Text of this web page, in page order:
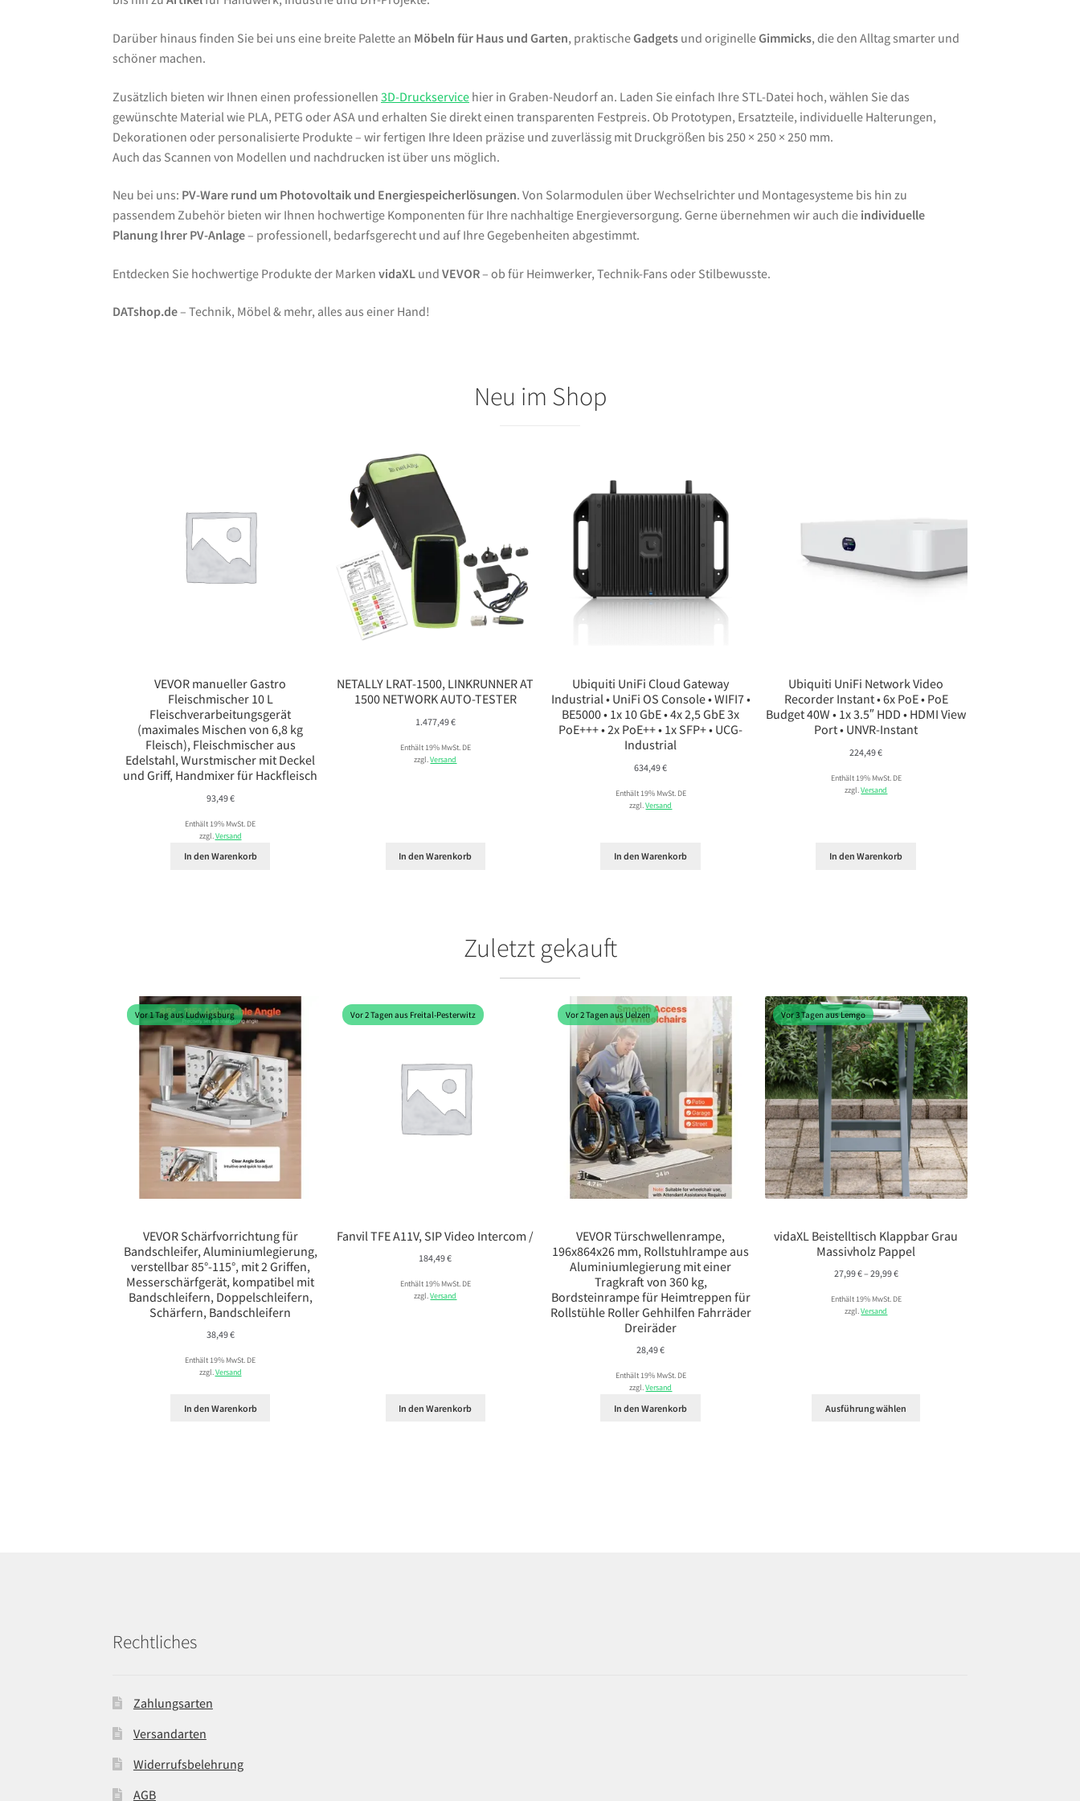
Darüber hinaus finden Sie bei uns eine breite Palette an Möbeln für Haus und Garten, praktischeGadgets und originelleGimmicks, die den Alltag smarter und
schöner machen.
Zusätzlich bieten wir Ihnen einen professionellen3D-Druckservice hier in Graben-Neudorf an. Laden Sie einfach Ihre STL-Datei hoch, wählen Sie das
gewünschte Material wie PLA, PETG oder ASA und erhalten Sie direkt einen transparenten Festpreis. Ob Prototypen, Ersatzteile, individuelle Halterungen,
Dekorationen oder personalisierte Produkte – wir fertigen Ihre Ideen präzise und zuverlässig mit Druckgrößen bis 250 × 250 × 250 mm.
Auch das Scannen von Modellen und nachdrucken ist über uns möglich.
Neu bei uns: PV-Ware rund um Photovoltaik und Energiespeicherlösungen. Von Solarmodulen über Wechselrichter und Montagesysteme bis hin zu
passendem Zubehör bieten wir Ihnen hochwertige Komponenten für Ihre nachhaltige Energieversorgung. Gerne übernehmen wir auch die individuelle
Planung Ihrer PV-Anlage– professionell, bedarfsgerecht und auf Ihre Gegebenheiten abgestimmt.
Entdecken Sie hochwertige Produkte der MarkenvidaXL undVEVOR– ob für Heimwerker, Technik-Fans oder Stilbewusste.
DATshop.de– Technik, Möbel & mehr, alles aus einer Hand!
Neu im Shop
VEVOR manueller Gastro
Fleischmischer 10 L
Fleischverarbeitungsgerät
(maximales Mischen von 6,8 kg
Fleisch), Fleischmischer aus
Edelstahl, Wurstmischer mit Deckel
und Griff, Handmixer für Hackfleisch
93,49€
Enthält 19% MwSt. DE
zzgl.Versand
In den Warenkorb
NETALLY LRAT-1500, LINKRUNNER AT
1500 NETWORK AUTO-TESTER
1.477,49€
Enthält 19% MwSt. DE
zzgl.Versand
In den Warenkorb
Ubiquiti UniFi Cloud Gateway
Industrial • UniFi OS Console • WIFI7 •
BE5000 • 1x 10 GbE • 4x 2,5 GbE 3x
PoE+++ • 2x PoE++ • 1x SFP+ • UCG-
Industrial
634,49€
Enthält 19% MwSt. DE
zzgl.Versand
In den Warenkorb
Ubiquiti UniFi Network Video
Recorder Instant • 6x PoE • PoE
Budget 40W • 1x 3.5″ HDD • HDMI View
Port • UNVR-Instant
224,49€
Enthält 19% MwSt. DE
zzgl.Versand
In den Warenkorb
Zuletzt gekauft
Vor 1 Tag aus Ludwigsburg
VEVOR Schärfvorrichtung für
Bandschleifer, Aluminiumlegierung,
verstellbar 85°-115°, mit 2 Griffen,
Messerschärfgerät, kompatibel mit
Bandschleifern, Doppelschleifern,
Schärfern, Bandschleifern
38,49€
Enthält 19% MwSt. DE
zzgl.Versand
In den Warenkorb
Vor 2 Tagen aus Freital-Pesterwitz
Fanvil TFE A11V, SIP Video Intercom /
184,49€
Enthält 19% MwSt. DE
zzgl.Versand
In den Warenkorb
Vor 2 Tagen aus Uelzen
VEVOR Türschwellenrampe,
196x864x26 mm, Rollstuhlrampe aus
Aluminiumlegierung mit einer
Tragkraft von 360 kg,
Bordsteinrampe für Heimtreppen für
Rollstühle Roller Gehhilfen Fahrräder
Dreiräder
28,49€
Enthält 19% MwSt. DE
zzgl.Versand
In den Warenkorb
Vor 3 Tagen aus Lemgo
vidaXL Beistelltisch Klappbar Grau
Massivholz Pappel
27,99€– 29,99€Preisspanne:
bis
Enthält 19% MwSt. DE
zzgl.Versand
Ausführung wählen
Rechtliches
Zahlungsarten
Versandarten
Widerrufsbelehrung
AGB